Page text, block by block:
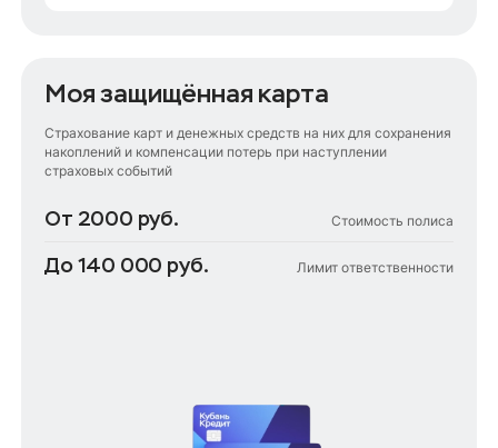
Моя защищённая карта
Страхование карт и денежных средств на них для сохранения
накоплений и компенсации потерь при наступлении
страховых событий
От 2000 руб. Стоимость полиса
До 140 000 руб. Лимит ответственности